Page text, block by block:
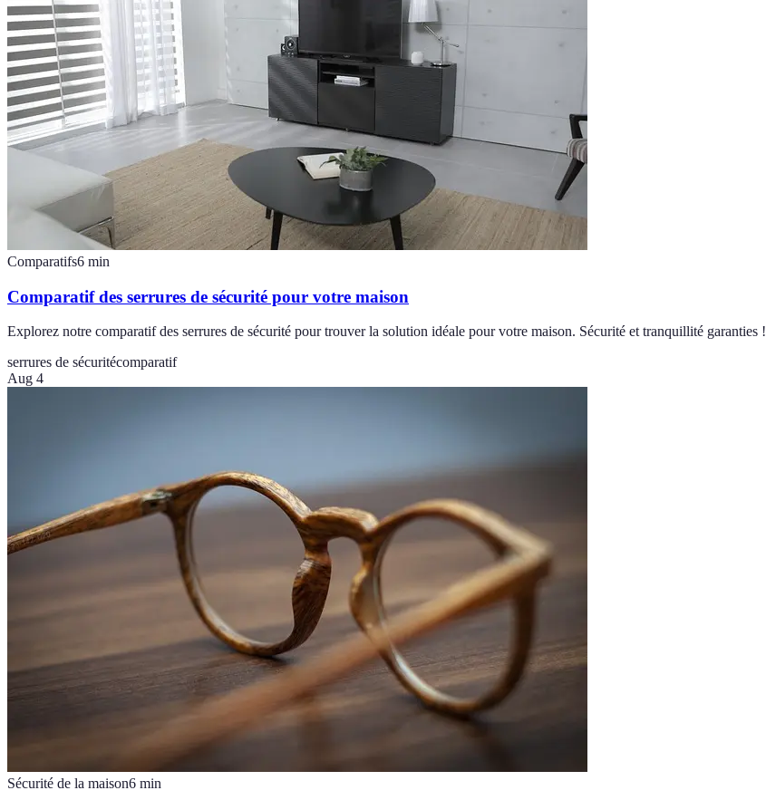
Comparatifs6 min
Comparatif des serrures de sécurité pour votre maison
Explorez notre comparatif des serrures de sécurité pour trouver la solution idéale pour votre maison. Sécurité et tranquillité garanties !
serrures de sécuritécomparatif
Aug 4
Sécurité de la maison6 min